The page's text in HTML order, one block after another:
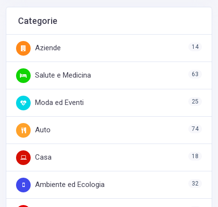
Categorie
Aziende 14
Salute e Medicina 63
Moda ed Eventi 25
Auto 74
Casa 18
Ambiente ed Ecologia 32